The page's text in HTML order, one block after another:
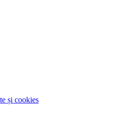
și cookies